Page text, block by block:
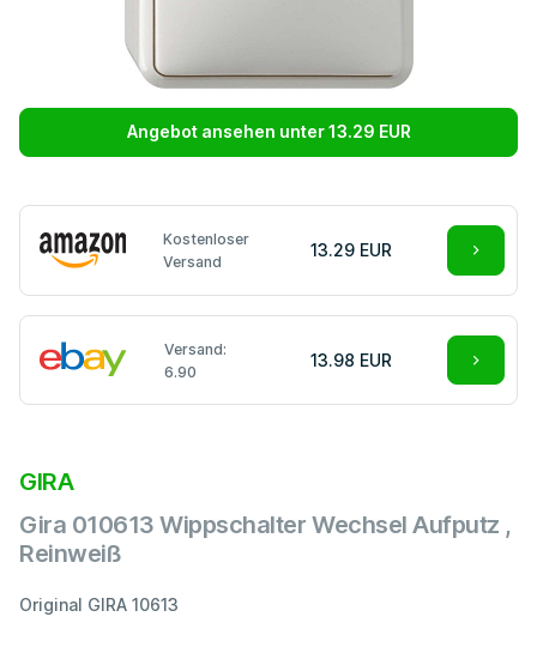
Angebot ansehen unter 13.29 EUR
Kostenloser
Versand
13.29 EUR
Versand:
6.90
13.98 EUR
GIRA
Gira 010613 Wippschalter Wechsel Aufputz ,
Reinweiß
Original GIRA 10613